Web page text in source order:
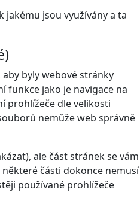
jakému jsou využívány a ta
byly webové stránky
funkce jako je navigace na
prohlížeče dle velikosti
nemůže web správně
ale část stránek se vám
části dokonce nemusí
používané prohlížeče